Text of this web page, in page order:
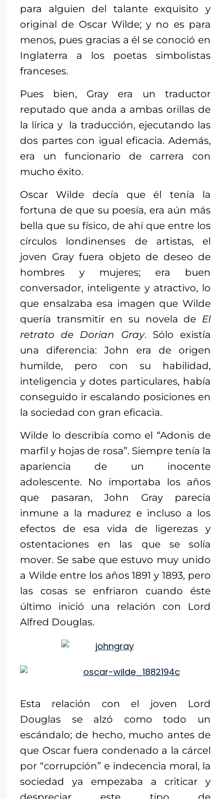
para alguien del talante exquisito y
original de Oscar Wilde; y no es para
menos, pues gracias a él se conoció en
Inglaterra a los poetas simbolistas
franceses.
Pues bien, Gray era un traductor
reputado que anda a ambas orillas de
la lírica y la traducción, ejecutando las
dos partes con igual eficacia. Además,
era un funcionario de carrera con
mucho éxito.
Oscar Wilde decía que él tenía la
fortuna de que su poesía, era aún más
bella que su físico, de ahí que entre los
círculos londinenses de artistas, el
joven Gray fuera objeto de deseo de
hombres y mujeres; era buen
conversador, inteligente y atractivo, lo
que ensalzaba esa imagen que Wilde
quería transmitir en su novela de El
retrato de Dorian Gray. Sólo existía
una diferencia: John era de origen
humilde, pero con su habilidad,
inteligencia y dotes particulares, había
conseguido ir escalando posiciones en
la sociedad con gran eficacia.
Wilde lo describía como el “Adonis de
marfil y hojas de rosa”. Siempre tenía la
apariencia de un inocente
adolescente. No importaba los años
que pasaran, John Gray parecía
inmune a la madurez e incluso a los
efectos de esa vida de ligerezas y
ostentaciones en las que se solía
mover. Se sabe que estuvo muy unido
a Wilde entre los años 1891 y 1893, pero
las cosas se enfriaron cuando éste
último inició una relación con Lord
Alfred Douglas.
Esta relación con el joven Lord
Douglas se alzó como todo un
escándalo; de hecho, mucho antes de
que Oscar fuera condenado a la cárcel
por “corrupción” e indecencia moral, la
sociedad ya empezaba a criticar y